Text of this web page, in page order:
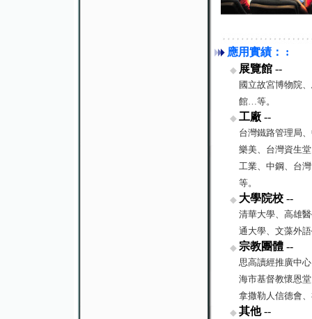
應用實績： :
◆ 展覽館 --
國立故宮博物院
館…等。
◆ 工廠 --
台灣鐵路管理局
樂美、台灣資生
工業、中鋼、台
等。
◆ 大學院校 --
清華大學、高雄
通大學、文藻外
◆ 宗教團體 --
思高讀經推廣中
海市基督教懷恩
拿撒勒人信德會
◆ 其他--